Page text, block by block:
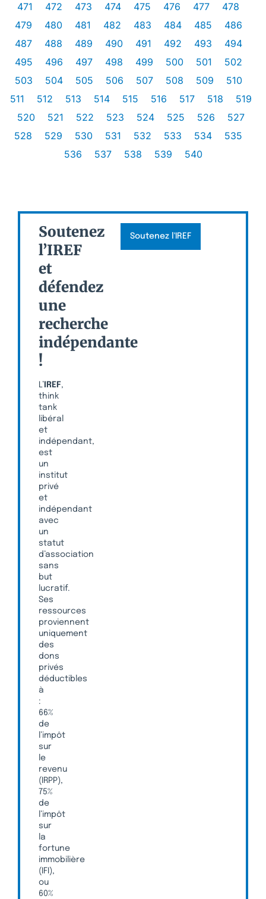
471
472 473 474 475 476 477
478
479
480 481 482 483 484 485
486
487
488 489 490 491 492 493
494
495
496 497 498 499 500 501
502
503
504 505 506 507 508 509
510
511
512 513 514 515 516 517 518
519
520
521 522 523 524 525 526
527
528
529 530 531 532 533 534
535
536
537 538 539 540
Soutenez
l’IREF
et
défendez
une
recherche
indépendante
!
L’ IREF,
think
tank
libéral
et
indépendant,
est
un
institut
privé
et
indépendant
avec
un
statut
d’association
sans
but
lucratif.
Ses
ressources
proviennent
uniquement
des
dons
privés
déductibles
à
:
66%
de
l’impôt
sur
le
revenu
(IRPP),
75%
de
l’impôt
sur
la
fortune
immobilière
(IFI),
ou
60%
Soutenez l'IREF